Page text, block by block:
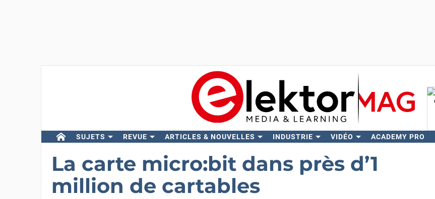
SUJETS REVUE ARTICLES & NOUVELLES INDUSTRIE VIDÉO ACADEMY PRO
La carte micro:bit dans près d’1
million de cartables